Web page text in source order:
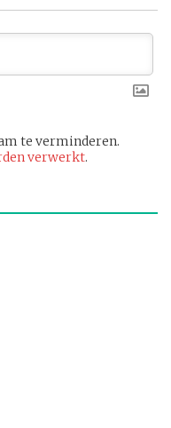
te verminderen.
verwerkt.